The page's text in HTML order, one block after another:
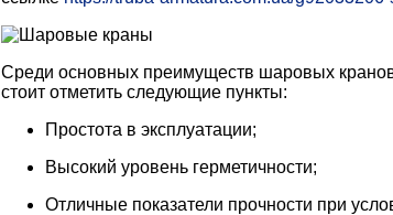
Среди основных преимуществ шаровых
стоит отметить следующие пункты:
Простота в эксплуатации;
Высокий уровень герметичности;
Отличные показатели прочности при